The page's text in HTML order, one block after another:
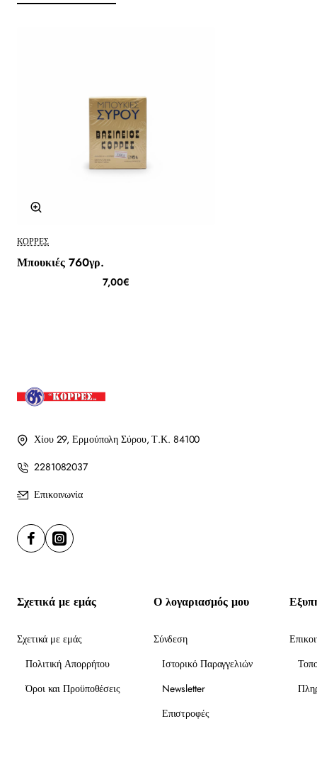
ΚΟΡΡΈΣ
Μπουκιές 760γρ.
7,00€
Χίου 29, Ερμούπολη Σύρου, Τ.Κ. 84100
2281082037
Επικοινωνία
Σχετικά με εμάς
Σχετικά με εμάς
Πολιτική Απορρήτου
Όροι και Προϋποθέσεις
Ο λογαριασμός μου
Σύνδεση
Ιστορικό Παραγγελιών
Newsletter
Επιστροφές